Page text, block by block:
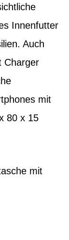
Innenfutter
Auch
Charger
mit
80 x 15
mit